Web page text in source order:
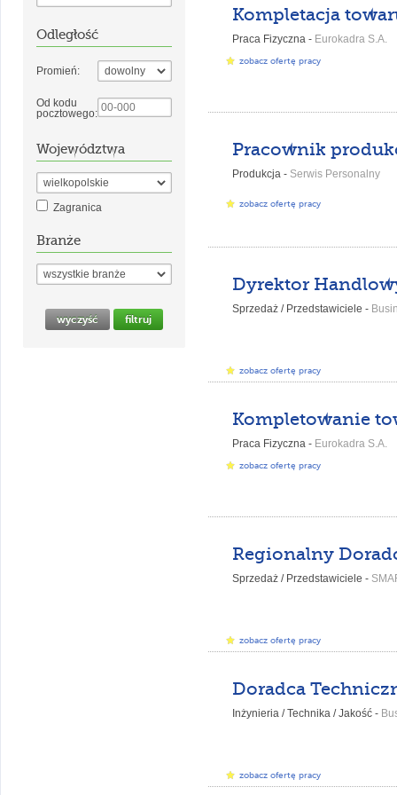
Odległość
Promień:
Od kodu
pocztowego:
Województwa
Zagranica
Branże
Kompletacja
Praca Fizyczna - Eurokadra S.A.
zobacz ofertę pracy
Pracownik
Produkcja - Serwis Personalny
zobacz ofertę pracy
Dyrektor
Sprzedaż / Przedstawiciele -
zobacz ofertę pracy
Praca Fizyczna - Eurokadra S.A.
zobacz ofertę pracy
Sprzedaż / Przedstawiciele -
zobacz ofertę pracy
Inżynieria / Technika / Jakość -
zobacz ofertę pracy